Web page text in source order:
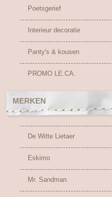
Poetsgerief
Interieur decoratie
Panty's & kousen
PROMO LE.CA.
MERKEN
De Witte Lietaer
Eskimo
Mr. Sandman